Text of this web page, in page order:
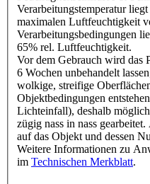
Verarbeitungstemperatur
maximalen Luftfeuchtigkeit
Verarbeitungsbedingungen
65% rel. Luftfeuchtigkeit.
Vor dem Gebrauch wird das
6 Wochen unbehandelt
wolkige, streifige
Objektbedingungen
Lichteinfall), deshalb
zügig nass in nass
auf das Objekt und dessen
Weitere Informationen zu
im Technischen Merkblatt.